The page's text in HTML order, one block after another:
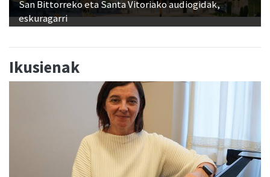
San Bittorreko eta Santa Vitoriako audiogidak,
eskuragarri
Ikusienak